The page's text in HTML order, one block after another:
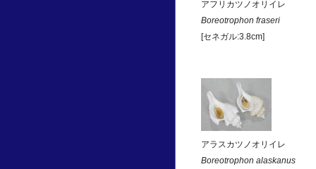
アフリカツノオリイレ
Boreotrophon fraseri
[セネガル:3.8cm]
アラスカツノオリイレ
Boreotrophon alaskanus